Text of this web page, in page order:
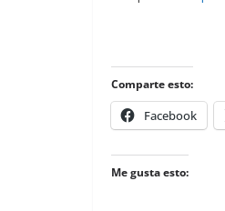
Comparte esto:
Facebook
Me gusta esto: